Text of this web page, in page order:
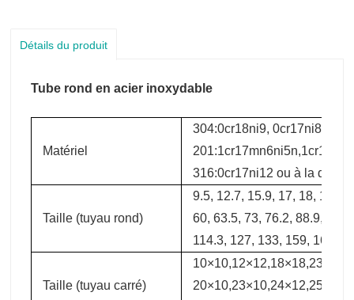
Détails du produit
Tube rond en acier inoxydable
Matériel
304:0cr18ni9, 0cr17ni8
316:0cr17ni12 ou à la
Taille (tuyau rond)
9.5, 12.7, 15.9, 17, 18, 19.1,
60, 63.5, 73, 76.2, 88.9,
114.3, 127, 133, 159, 168,
Taille (tuyau carré)
10×10,12×12,18×18,23×